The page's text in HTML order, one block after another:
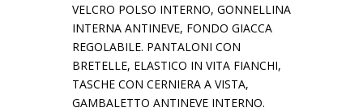
VELCRO POLSO INTERNO, GONNELLINA
INTERNA ANTINEVE, FONDO GIACCA
REGOLABILE. PANTALONI CON
BRETELLE, ELASTICO IN VITA FIANCHI,
TASCHE CON CERNIERA A VISTA,
GAMBALETTO ANTINEVE INTERNO.